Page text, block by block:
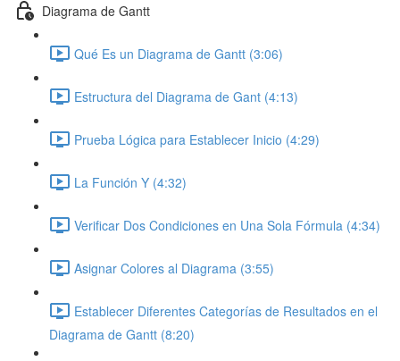
Diagrama de Gantt
Qué Es un Diagrama de Gantt (3:06)
Estructura del Diagrama de Gant (4:13)
Prueba Lógica para Establecer Inicio (4:29)
La Función Y (4:32)
Verificar Dos Condiciones en Una Sola Fórmula (4:34)
Asignar Colores al Diagrama (3:55)
Establecer Diferentes Categorías de Resultados en el
Diagrama de Gantt (8:20)